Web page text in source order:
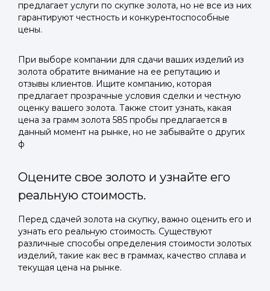
предлагает услуги по скупке золота, но не все из них
гарантируют честность и конкурентоспособные
цены.
При выборе компании для сдачи ваших изделий из
золота обратите внимание на ее репутацию и
отзывы клиентов. Ищите компанию, которая
предлагает прозрачные условия сделки и честную
оценку вашего золота. Также стоит узнать, какая
цена за грамм золота 585 пробы предлагается в
данный момент на рынке, но не забывайте о других
ф
Оцените свое золото и узнайте его
реальную стоимость.
Перед сдачей золота на скупку, важно оценить его и
узнать его реальную стоимость. Существуют
различные способы определения стоимости золотых
изделий, такие как вес в граммах, качество сплава и
текущая цена на рынке.